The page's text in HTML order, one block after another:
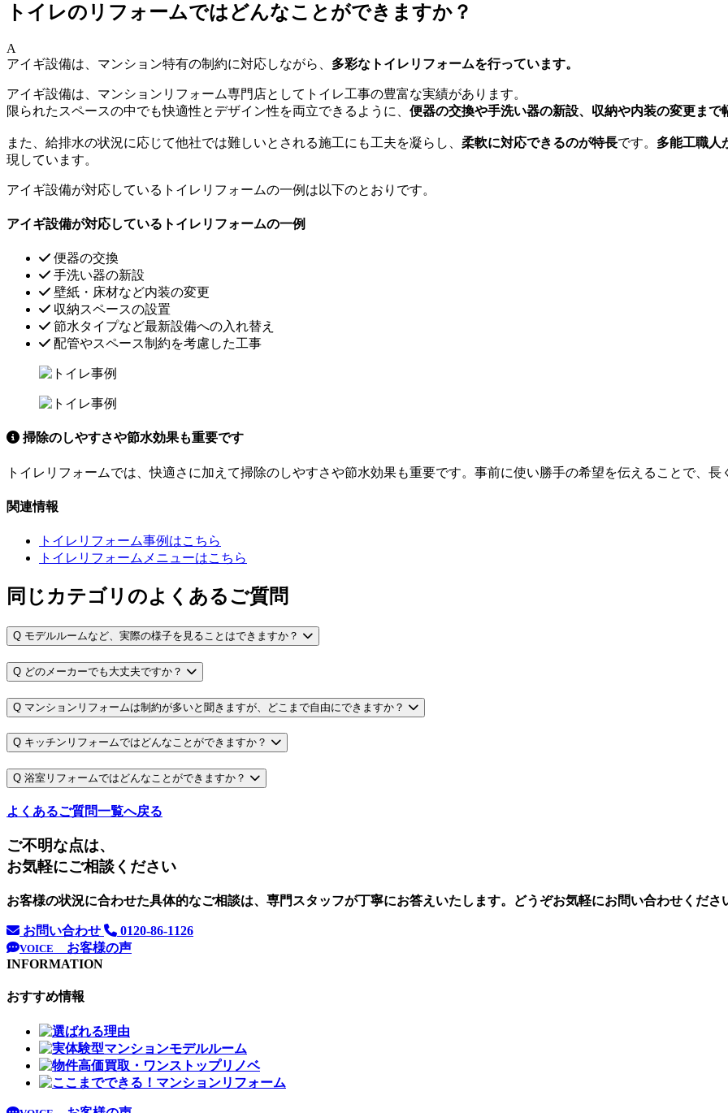
トイレのリフォームではどんなことができますか？
A
アイギ設備は、マンション特有の制約に対応しながら、 多彩なトイレリフォームを行っています。
アイギ設備は、マンションリフォーム専門店としてトイレ工事の豊富な実績があります。
限られたスペースの中でも快適性とデザイン性を両立できるように、 便器の交換や手洗い器の新設、収納や内装の変更まで
また、給排水の状況に応じて他社では難しいとされる施工にも工夫を凝らし、 柔軟に対応できるのが特長です。 多能工職人
現しています。
アイギ設備が対応しているトイレリフォームの一例は以下のとおりです。
アイギ設備が対応しているトイレリフォームの一例
便器の交換
手洗い器の新設
壁紙・床材など内装の変更
収納スペースの設置
節水タイプなど最新設備への入れ替え
配管やスペース制約を考慮した工事
掃除のしやすさや節水効果も重要です
トイレリフォームでは、快適さに加えて掃除のしやすさや節水効果も重要です。事前に使い勝手の希望を伝えることで、
関連情報
トイレリフォーム事例はこちら
トイレリフォームメニューはこちら
同じカテゴリのよくあるご質問
Q モデルルームなど、実際の様子を見ることはできますか？
Q どのメーカーでも大丈夫ですか？
Q マンションリフォームは制約が多いと聞きますが、どこまで自由にできますか？
Q キッチンリフォームではどんなことができますか？
Q 浴室リフォームではどんなことができますか？
よくあるご質問一覧へ戻る
ご不明な点は、
お気軽にご相談ください
お客様の状況に合わせた具体的なご相談は、専門スタッフが丁寧にお答えいたします。どうぞお気軽にお問い合わせくださ
お問い合わせ 0120-86-1126
VOICE
お客様の声
INFORMATION
おすすめ情報